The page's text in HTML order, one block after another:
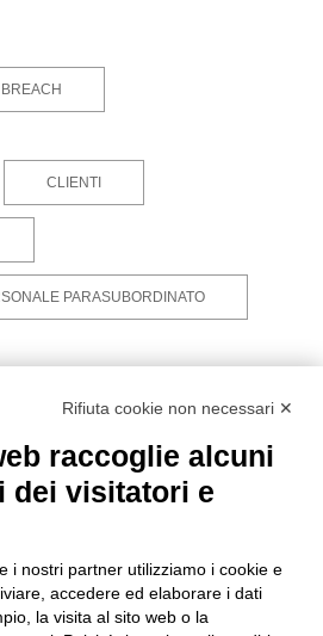
CLIENTI
PARASUBORDINATO
E FIERE
AZIENDE CLIENTI
AZIENDE FORNITRICI
Rifiuta cookie non necessari ✕
raccoglie alcuni
dei visitatori e
i nostri partner utilizziamo i cookie e
accedere ed elaborare i dati
la visita al sito web o la